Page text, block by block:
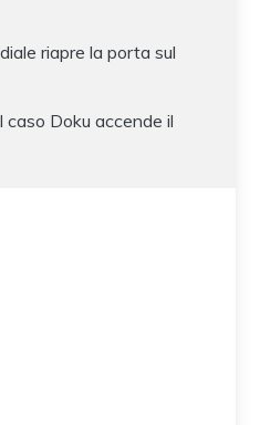
riapre la porta sul
Doku accende il